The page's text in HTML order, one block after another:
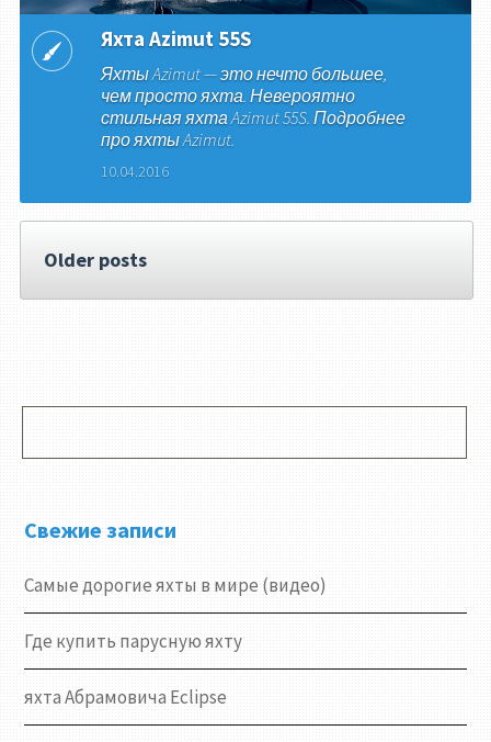
Яхта Azimut 55S
Яхты Azimut — это нечто большее,
чем просто яхта. Невероятно
стильная яхта Azimut 55S. Подробнее
про яхты Azimut.
10.04.2016
Older posts
Свежие записи
Самые дорогие яхты в мире (видео)
Где купить парусную яхту
яхта Абрамовича Eclipse